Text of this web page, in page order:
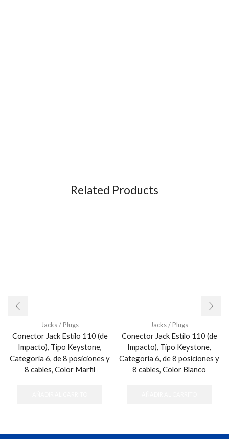
Related Products
Jacks / Plugs
Conector Jack Estilo 110 (de
Impacto), Tipo Keystone,
Categoría 6, de 8 posiciones y
8 cables, Color Marfil
Jacks / Plugs
Conector Jack Estilo 110 (de
Impacto), Tipo Keystone,
Categoría 6, de 8 posiciones y
8 cables, Color Blanco